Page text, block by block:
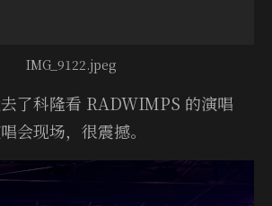
IMG_9122.jpeg
了科隆看 RAD­WIMPS 的演唱
会现场，很震撼。